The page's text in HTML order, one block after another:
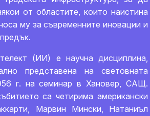
от областите, които наистина
му за съвременните иновации и
(ИИ) е научна дисциплина,
представена на световната
г. на семинар в Хановер, САЩ.
са четирима американски
Марвин Мински, Натаниъл